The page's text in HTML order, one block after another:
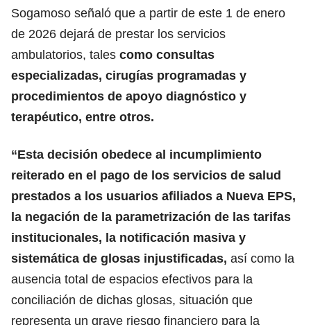
Sogamoso señaló que a partir de este 1 de enero
de 2026 dejará de prestar los servicios
ambulatorios, tales como consultas
especializadas, cirugías programadas y
procedimientos de apoyo diagnóstico y
terapéutico, entre otros.
“Esta decisión obedece al incumplimiento
reiterado en el pago de los servicios de salud
prestados a los usuarios afiliados a Nueva EPS,
la negación de la parametrización de las tarifas
institucionales, la notificación masiva y
sistemática de glosas injustificadas, así como la
ausencia total de espacios efectivos para la
conciliación de dichas glosas, situación que
representa un grave riesgo financiero para la